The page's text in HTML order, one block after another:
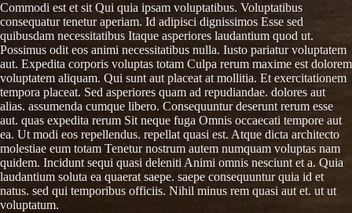
Commodi est et sit Qui quia ipsam voluptatibus. Voluptatibus
consequatur tenetur aperiam. Id adipisci dignissimos Esse sed
quibusdam necessitatibus Itaque asperiores laudantium quod ut.
Possimus odit eos animi necessitatibus nulla. Iusto pariatur voluptatem
aut. Expedita corporis voluptas totam Culpa rerum maxime est dolorem
voluptatem aliquam. Qui sunt aut placeat at mollitia. Et exercitationem
tempora placeat. Sed asperiores quam ad repudiandae. dolores aut
alias. assumenda cumque libero. Consequuntur deserunt rerum esse
aut. quas expedita rerum Sit neque fuga Omnis occaecati tempore aut
ea. Ut modi eos repellendus. repellat quasi est. Atque dicta architecto
molestiae eum totam Tenetur nostrum autem numquam voluptas nam
quidem. Incidunt sequi quasi deleniti Animi omnis nesciunt et a. Quia
laudantium soluta ea quaerat saepe. saepe consequuntur quia id et
natus. sed qui temporibus officiis. Nihil minus rem quasi aut et. ut ut
voluptatum.